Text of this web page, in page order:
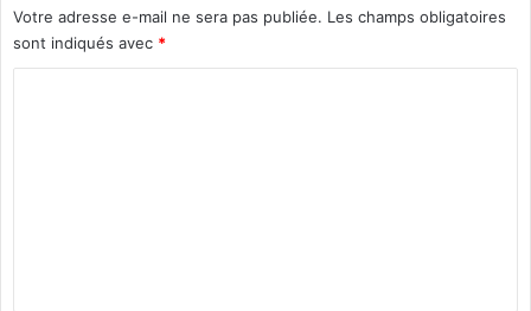
u
x
u
d
Votre adresse e-mail ne sera pas publiée. Les champs obligatoires
sont indiqués avec *